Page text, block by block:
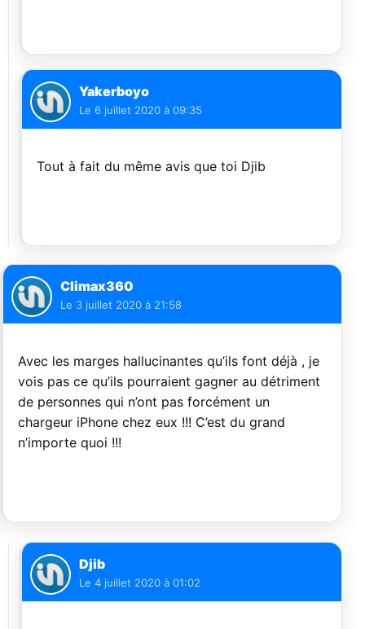
Yakerboyo
Le 6 juillet 2020 à 09:35
Tout à fait du même avis que toi Djib
Climax360
Le 3 juillet 2020 à 21:58
Avec les marges hallucinantes qu’ils font déjà , je
vois pas ce qu’ils pourraient gagner au détriment
de personnes qui n’ont pas forcément un
chargeur iPhone chez eux !!! C’est du grand
n’importe quoi !!!
Djib
Le 4 juillet 2020 à 01:02